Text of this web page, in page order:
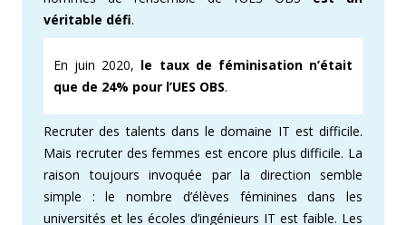
véritable défi.
En juin 2020, le taux de féminisation n’était
que de 24% pour l’UES OBS.
Recruter des talents dans le domaine IT est difficile.
Mais recruter des femmes est encore plus difficile. La
raison toujours invoquée par la direction semble
simple : le nombre d’élèves féminines dans les
universités et les écoles d’ingénieurs IT est faible. Les